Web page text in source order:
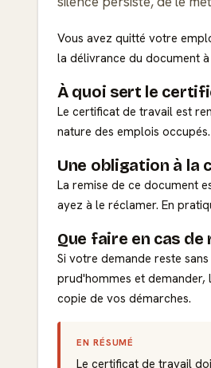
Vous avez quitté votre
la délivrance du document
À quoi sert le
Le certificat de travail est
nature des emplois
Une obligation à la
La remise de ce document
ayez à le réclamer. En
Que faire en cas
Si votre demande reste
prud'hommes et demander,
copie de vos démarches.
EN RÉSUMÉ
Le certificat de travail